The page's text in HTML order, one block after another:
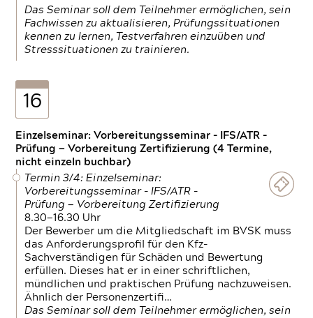
Das Seminar soll dem Teilnehmer ermöglichen, sein
Fachwissen zu aktualisieren, Prüfungssituationen
kennen zu lernen, Testverfahren einzuüben und
Stresssituationen zu trainieren.
16
Einzelseminar: Vorbereitungsseminar - IFS/ATR -
Prüfung — Vorbereitung Zertifizierung (4 Termine,
nicht einzeln buchbar)
Termin 3/4: Einzelseminar:
Vorbereitungsseminar - IFS/ATR -
Prüfung — Vorbereitung Zertifizierung
8.30—16.30 Uhr
Der Bewerber um die Mitgliedschaft im BVSK muss
das Anforderungsprofil für den Kfz-
Sachverständigen für Schäden und Bewertung
erfüllen. Dieses hat er in einer schriftlichen,
mündlichen und praktischen Prüfung nachzuweisen.
Ähnlich der Personenzertifi…
Das Seminar soll dem Teilnehmer ermöglichen, sein